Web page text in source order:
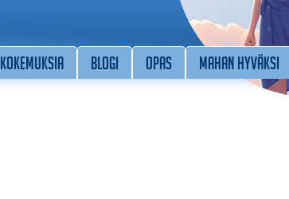
Kokemuksia Blogi Opas Mahan hyväksi